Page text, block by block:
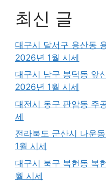
최신 글
대구시 달서구 용산동
2026년 1월 시세
대구시 남구 봉덕동 앞
2026년 1월 시세
대전시 동구 판암동 주
세
전라북도 군산시 나운
1월 시세
대구시 북구 복현동 복
월 시세